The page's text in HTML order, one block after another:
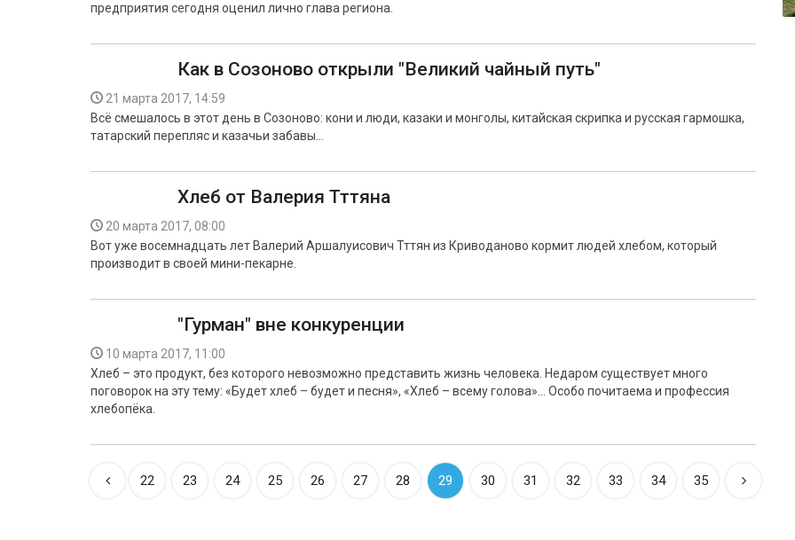
предприятия сегодня оценил лично глава региона.
Как в Созоново открыли "Великий чайный путь"
21 марта 2017, 14:59
Всё смешалось в этот день в Созоново: кони и люди, казаки и монголы, китайская скрипка и русская гармошка,
татарский перепляс и казачьи забавы...
Хлеб от Валерия Тттяна
20 марта 2017, 08:00
Вот уже восемнадцать лет Валерий Аршалуисович Тттян из Криводаново кормит людей хлебом, который
производит в своей мини-пекарне.
"Гурман" вне конкуренции
10 марта 2017, 11:00
Хлеб – это продукт, без которого невозможно представить жизнь человека. Недаром существует много
поговорок на эту тему: «Будет хлеб – будет и песня», «Хлеб – всему голова»… Особо почитаема и профессия
хлебопёка.
22 23 24 25 26 27 28 29 30 31 32 33 34 35